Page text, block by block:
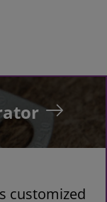
customized